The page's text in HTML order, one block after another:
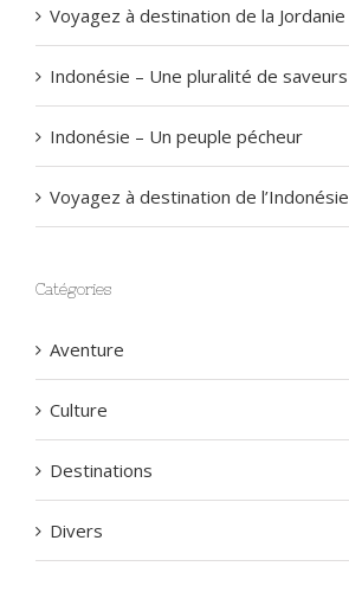
Voyagez à destination de la Jordanie
Indonésie – Une pluralité de saveurs
Indonésie – Un peuple pécheur
Voyagez à destination de l’Indonésie
Catégories
Aventure
Culture
Destinations
Divers